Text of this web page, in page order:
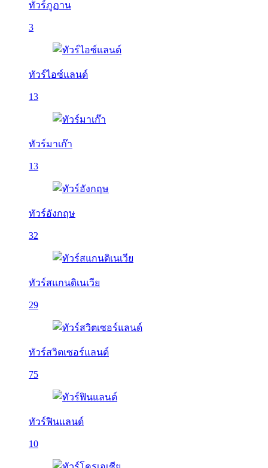
ทัวร์ภูฏาน
3
ทัวร์ไอซ์แลนด์
13
ทัวร์มาเก๊า
13
ทัวร์อังกฤษ
32
ทัวร์สแกนดิเนเวีย
29
ทัวร์สวิตเซอร์แลนด์
75
ทัวร์ฟินแลนด์
10